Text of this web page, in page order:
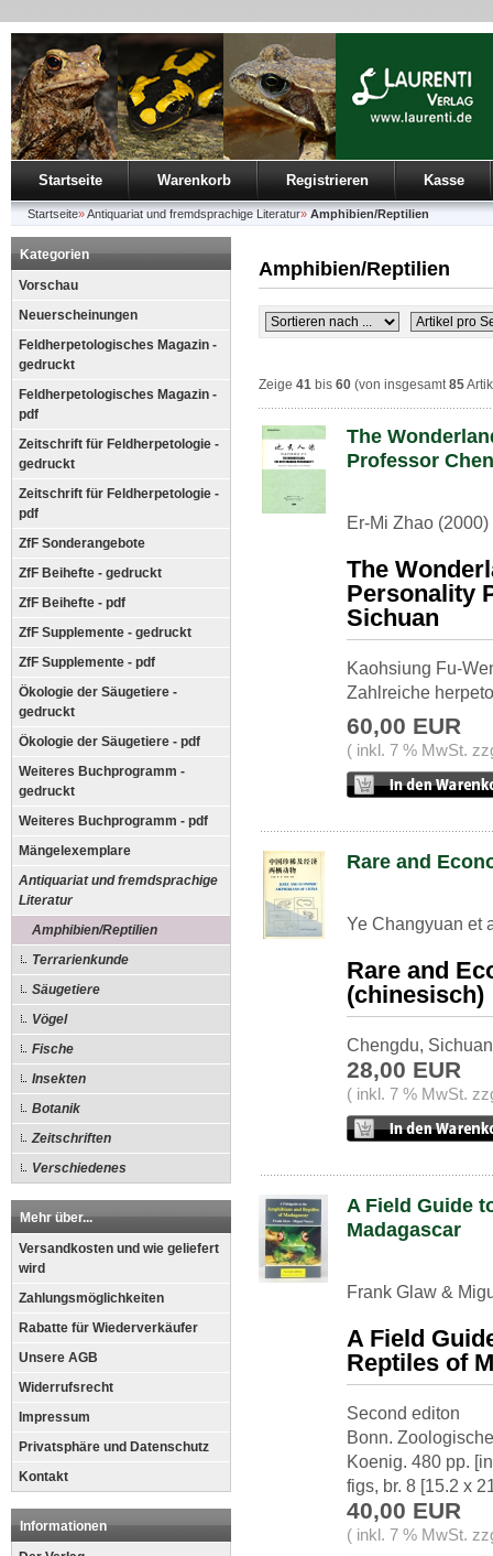
Startseite Warenkorb Registrieren Kasse
Startseite»Antiquariat und fremdsprachige Literatur» Amphibien/Reptilien
Kategorien
Vorschau
Neuerscheinungen
Feldherpetologisches Magazin -
gedruckt
Feldherpetologisches Magazin -
pdf
Zeitschrift für Feldherpetologie -
gedruckt
Zeitschrift für Feldherpetologie -
pdf
ZfF Sonderangebote
ZfF Beihefte - gedruckt
ZfF Beihefte - pdf
ZfF Supplemente - gedruckt
ZfF Supplemente - pdf
Ökologie der Säugetiere -
gedruckt
Ökologie der Säugetiere - pdf
Weiteres Buchprogramm -
gedruckt
Weiteres Buchprogramm - pdf
Mängelexemplare
Antiquariat und fremdsprachige
Literatur
Amphibien/Reptilien
Terrarienkunde
Säugetiere
Vögel
Fische
Insekten
Botanik
Zeitschriften
Verschiedenes
Mehr über...
Versandkosten und wie geliefert
wird
Zahlungsmöglichkeiten
Rabatte für Wiederverkäufer
Unsere AGB
Widerrufsrecht
Impressum
Privatsphäre und Datenschutz
Kontakt
Informationen
Amphibien/Reptilien
Zeige 41 bis 60 (von insgesamt85
The
Professor
Er-Mi Zhao (2000)
The
Personality
Sichuan
Kaohsiung Fu-
Zahlreiche
60,00 EUR
( inkl. 7 % MwSt.
Rare and
Ye Changyuan et
Rare and
(chinesisch)
Chengdu,
28,00 EUR
( inkl. 7 % MwSt.
A Field Guide
Madagascar
Frank Glaw &
A Field
Reptiles of
Second editon
Bonn.
Koenig. 480 pp.
figs, br. 8 [15.2 x
40,00 EUR
( inkl. 7 % MwSt.